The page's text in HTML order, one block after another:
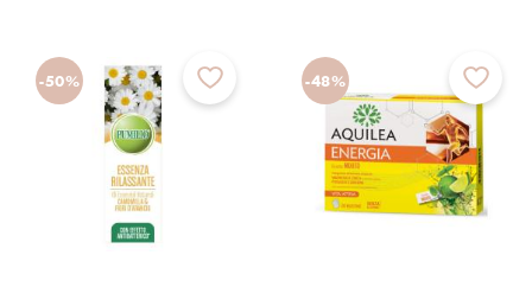
-50% -48%